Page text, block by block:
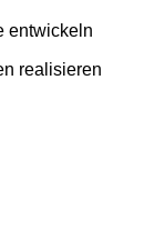
entwickeln
realisieren